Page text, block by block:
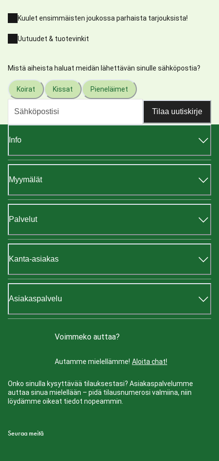
Kuulet ensimmäisten joukossa parhaista tarjouksista!
Uutuudet & tuotevinkit
Mistä aiheista haluat meidän lähettävän sinulle sähköpostia?
Koirat Kissat Pieneläimet
Tilaa uutiskirje
Info
Myymälät
Palvelut
Kanta-asiakas
Asiakaspalvelu
Voimmeko auttaa?
Autamme mielellämme! Aloita chat!
Onko sinulla kysyttävää tilauksestasi? Asiakaspalvelumme
auttaa sinua mielellään – pidä tilausnumerosi valmiina, niin
löydämme oikeat tiedot nopeammin.
Seuraa meitä